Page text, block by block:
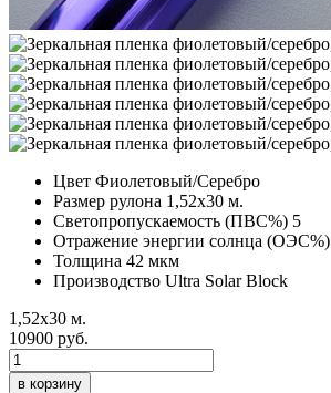
Цвет Фиолетовый/Серебро
Размер рулона 1,52х30 м.
Светопропускаемость (ПВС%) 5
Отражение энергии солнца (ОЭС%)
Толщина 42 мкм
Производство Ultra Solar Block
1,52х30 м.
10900 руб.
в корзину